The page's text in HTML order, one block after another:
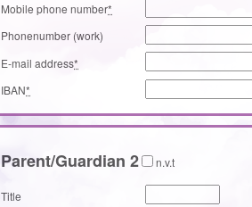
Mobile phone number*
Phonenumber (work)
E-mail address*
IBAN*
Parent/Guardian 2 n.v.t
Title